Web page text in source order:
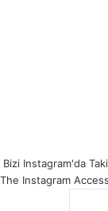
Bizi Instagram'da
The Instagram